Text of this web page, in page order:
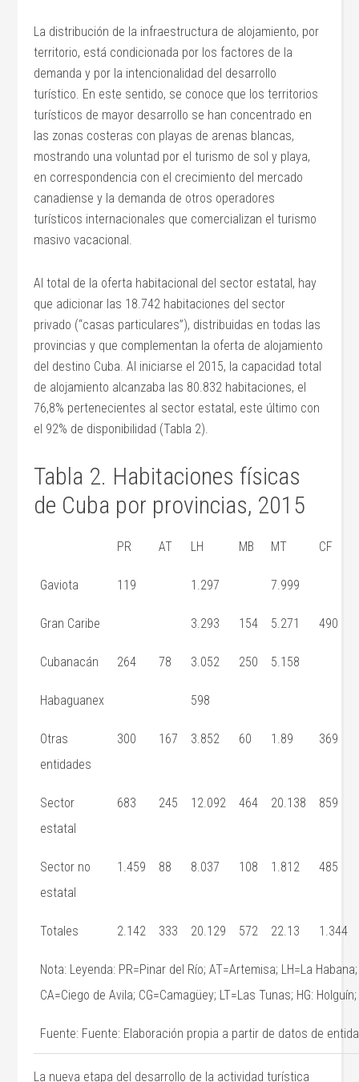
La distribución de la infraestructura de alojamiento, por
territorio, está condicionada por los factores de la
demanda y por la intencionalidad del desarrollo
turístico. En este sentido, se conoce que los territorios
turísticos de mayor desarrollo se han concentrado en
las zonas costeras con playas de arenas blancas,
mostrando una voluntad por el turismo de sol y playa,
en correspondencia con el crecimiento del mercado
canadiense y la demanda de otros operadores
turísticos internacionales que comercializan el turismo
masivo vacacional.
Al total de la oferta habitacional del sector estatal, hay
que adicionar las 18.742 habitaciones del sector
privado (“casas particulares”), distribuidas en todas las
provincias y que complementan la oferta de alojamiento
del destino Cuba. Al iniciarse el 2015, la capacidad total
de alojamiento alcanzaba las 80.832 habitaciones, el
76,8% pertenecientes al sector estatal, este último con
el 92% de disponibilidad (Tabla 2).
Tabla 2. Habitaciones físicas
de Cuba por provincias, 2015
PR AT LH MB MT CF
Gaviota 119 1.297 7.999
Gran Caribe 3.293 154 5.271 490
Cubanacán 264 78 3.052 250 5.158
Habaguanex 598
Otras
entidades
300 167 3.852 60 1.89 369
Sector
estatal
683 245 12.092 464 20.138 859
Sector no
estatal
1.459 88 8.037 108 1.812 485
Totales 2.142 333 20.129 572 22.13 1.344
Nota: Leyenda: PR=Pinar del Río; AT=Artemisa; LH=La
CA=Ciego de Avila; CG=Camagüey; LT=Las Tunas; HG:
Fuente: Fuente: Elaboración propia a partir de datos de
La nueva etapa del desarrollo de la actividad turística